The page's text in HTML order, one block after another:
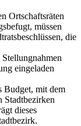
Ortschaftsräten
müssen
die
eingeladen
Budget, mit dem
Stadtbezirken
dieses